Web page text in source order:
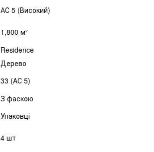
АС 5 (Високий)
1,800 м²
Residence
Дерево
33 (АС 5)
З фаскою
Упаковці
4 шт